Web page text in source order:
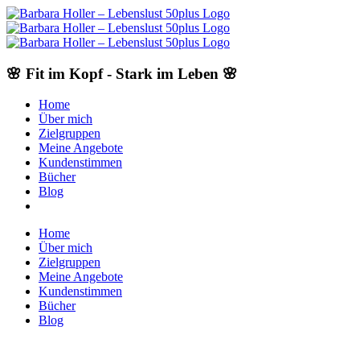
Skip
to
content
🌸 Fit im Kopf - Stark im Leben 🌸
Home
Über mich
Zielgruppen
Meine Angebote
Kundenstimmen
Bücher
Blog
Home
Über mich
Zielgruppen
Meine Angebote
Kundenstimmen
Bücher
Blog